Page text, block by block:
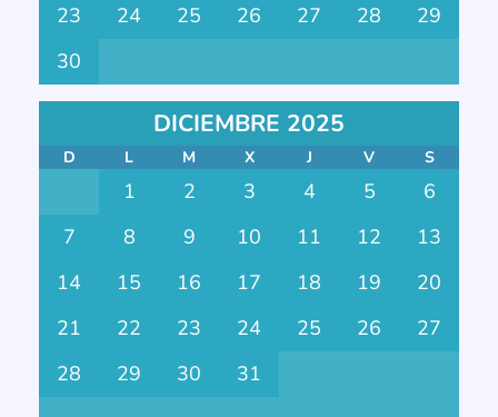
23
24 25 26 27 28
29
30
DICIEMBRE 2025
D L M X J V S
1 2 3 4 5
6
7
8 9 10 11 12
13
14
15 16 17 18 19
20
21
22 23 24 25 26
27
28
29 30 31